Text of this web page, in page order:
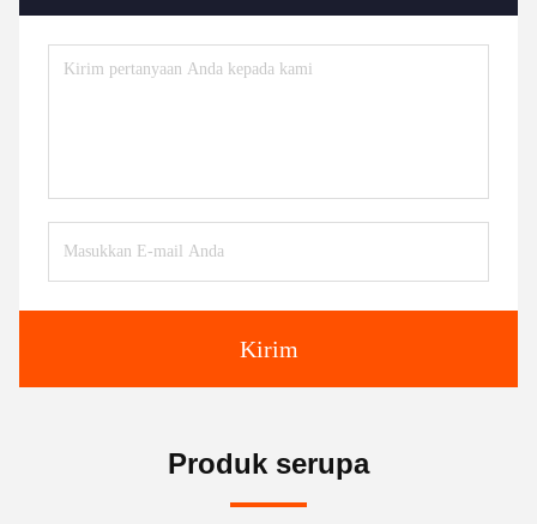
Kirim
Produk serupa